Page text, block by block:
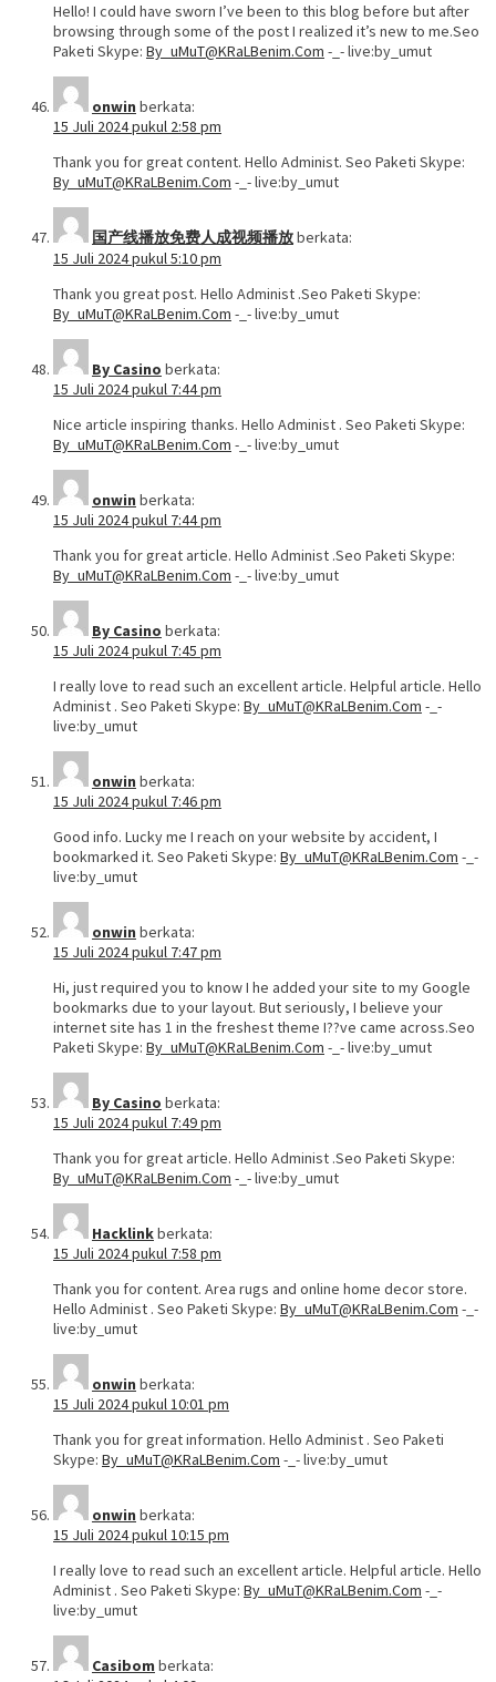
Hello! I could have sworn I’ve been to this blog before but after
browsing through some of the post I realized it’s new to me.Seo
Paketi Skype: By_uMuT@KRaLBenim.Com -_- live:by_umut
onwin berkata:
15 Juli 2024 pukul 2:58 pm
Thank you for great content. Hello Administ. Seo Paketi Skype:
By_uMuT@KRaLBenim.Com -_- live:by_umut
国产线播放免费人成视频播放berkata:
15 Juli 2024 pukul 5:10 pm
Thank you great post. Hello Administ .Seo Paketi Skype:
By_uMuT@KRaLBenim.Com -_- live:by_umut
By Casino berkata:
15 Juli 2024 pukul 7:44 pm
Nice article inspiring thanks. Hello Administ . Seo Paketi Skype:
By_uMuT@KRaLBenim.Com -_- live:by_umut
onwin berkata:
15 Juli 2024 pukul 7:44 pm
Thank you for great article. Hello Administ .Seo Paketi Skype:
By_uMuT@KRaLBenim.Com -_- live:by_umut
By Casino berkata:
15 Juli 2024 pukul 7:45 pm
I really love to read such an excellent article. Helpful article. Hello
Administ . Seo Paketi Skype: By_uMuT@KRaLBenim.Com -_-
live:by_umut
onwin berkata:
15 Juli 2024 pukul 7:46 pm
Good info. Lucky me I reach on your website by accident, I
bookmarked it. Seo Paketi Skype: By_uMuT@KRaLBenim.Com -_-
live:by_umut
onwin berkata:
15 Juli 2024 pukul 7:47 pm
Hi, just required you to know I he added your site to my Google
bookmarks due to your layout. But seriously, I believe your
internet site has 1 in the freshest theme I??ve came across.Seo
Paketi Skype: By_uMuT@KRaLBenim.Com -_- live:by_umut
By Casino berkata:
15 Juli 2024 pukul 7:49 pm
Thank you for great article. Hello Administ .Seo Paketi Skype:
By_uMuT@KRaLBenim.Com -_- live:by_umut
Hacklinkberkata:
15 Juli 2024 pukul 7:58 pm
Thank you for content. Area rugs and online home decor store.
Hello Administ . Seo Paketi Skype: By_uMuT@KRaLBenim.Com -_-
live:by_umut
onwin berkata:
15 Juli 2024 pukul 10:01 pm
Thank you for great information. Hello Administ . Seo Paketi
Skype: By_uMuT@KRaLBenim.Com -_- live:by_umut
onwin berkata:
15 Juli 2024 pukul 10:15 pm
I really love to read such an excellent article. Helpful article. Hello
Administ . Seo Paketi Skype: By_uMuT@KRaLBenim.Com -_-
live:by_umut
Casibom berkata: